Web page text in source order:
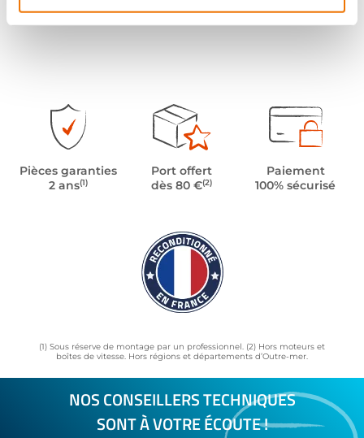
Pièces garanties
2 ans(1)
Port offert
dès 80 €(2)
Paiement
100% sécurisé
(1) Sous réserve de montage par un professionnel. (2) Hors moteurs et
boîtes de vitesse. Hors régions et départements d’Outre-mer.
NOS CONSEILLERS TECHNIQUES
SONT À VOTRE ÉCOUTE !